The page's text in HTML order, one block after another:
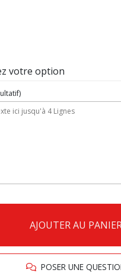
votre option
AJOUTER AU
POSER UNE